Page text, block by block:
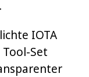
IOTA
Set